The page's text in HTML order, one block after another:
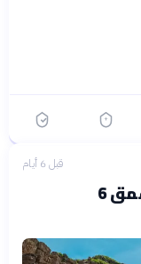
قبل 6 أيام
اليابان تستخرج معادن نادرة من عمق 6